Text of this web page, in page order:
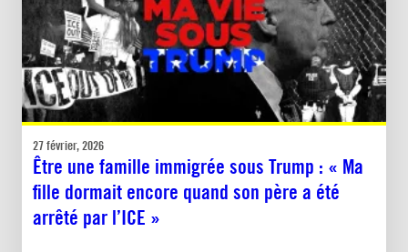
27 février, 2026
Être une famille immigrée sous Trump : « Ma
fille dormait encore quand son père a été
arrêté par l’ICE »